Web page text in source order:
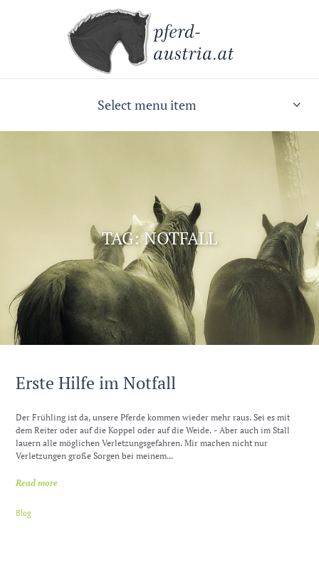
Select menu item
TAG: NOTFALL
Erste Hilfe im Notfall
Der Frühling ist da, unsere Pferde kommen wieder mehr raus. Sei es mit
dem Reiter oder auf die Koppel oder auf die Weide. - Aber auch im Stall
lauern alle möglichen Verletzungsgefahren. Mir machen nicht nur
Verletzungen große Sorgen bei meinem...
Read more
Blog